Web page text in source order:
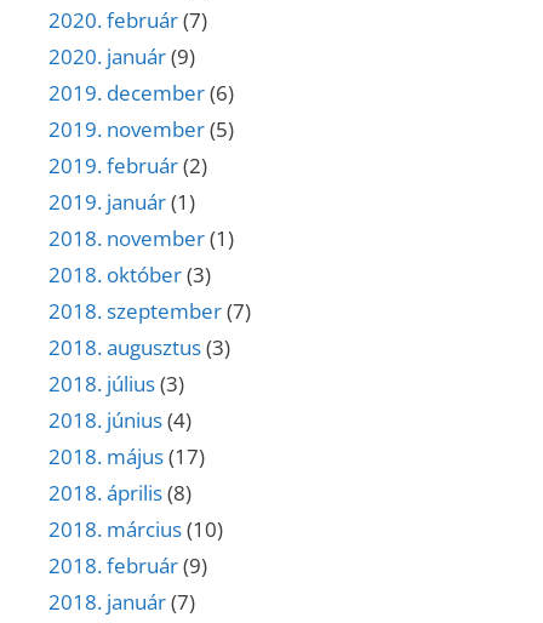
2020. február(7)
2020. január(9)
2019. december(6)
2019. november(5)
2019. február(2)
2019. január(1)
2018. november(1)
2018. október(3)
2018. szeptember(7)
2018. augusztus(3)
2018. július(3)
2018. június(4)
2018. május(17)
2018. április(8)
2018. március(10)
2018. február(9)
2018. január(7)